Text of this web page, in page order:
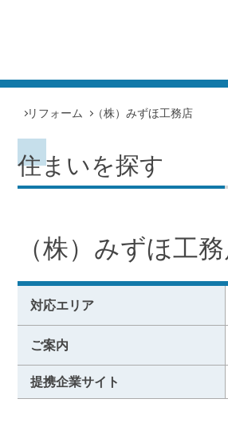
リフォーム （株）みずほ工務店
住まいを探す
（株）みずほ工
対応エリア
ご案内
提携企業サイト